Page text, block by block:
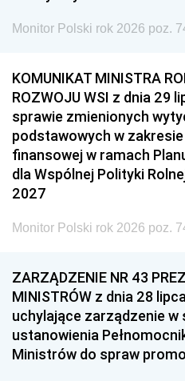
Monitor Polski rok 2026 poz.
KOMUNIKAT MINISTRA
ROZWOJU WSI z dnia 29
sprawie zmienionych
podstawowych w
finansowej w ramach
dla Wspólnej Polityki
2027
Monitor Polski rok 2026 poz.
ZARZĄDZENIE NR 43
MINISTRÓW z dnia 28
uchylające zarządzenie w
ustanowienia
Ministrów do spraw